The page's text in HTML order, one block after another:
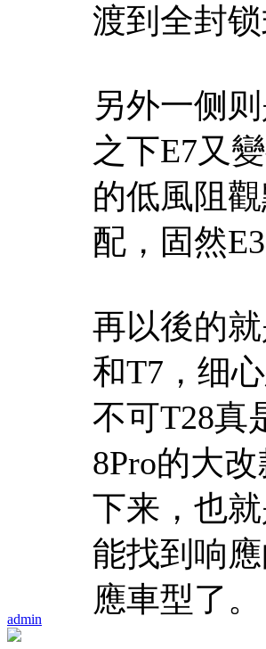
admin
渡到全封
另外一侧
之下E7又
的低風阻
配，固然
再以後的
和T7，细
不可T28真
8Pro的大
下来，也
能找到响
應車型了。